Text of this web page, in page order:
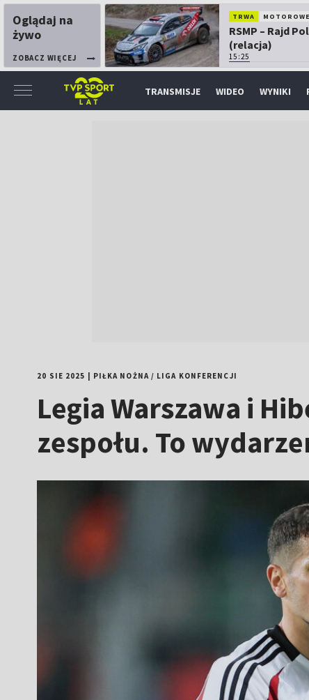
Oglądaj na
żywo
ZOBACZ WIĘCEJ
TRWA MOTOROWE
RSMP – Rajd
(relacja)
15:25
TRANSMISJE WIDEO WYNIKI
20 SIE 2025 PIŁKA NOŻNA/ LIGA KONFERENCJI
Legia Warszawa i
zespołu. To